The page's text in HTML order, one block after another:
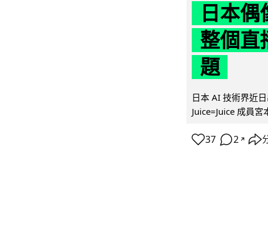
日本
整個直
題
日本 AI 技術界近
Juice=Juice 成員
37 2 ↗